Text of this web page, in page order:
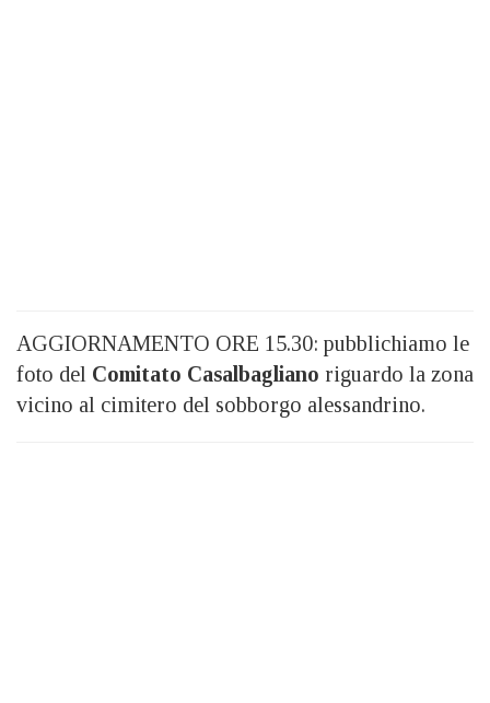
AGGIORNAMENTO ORE 15.30: pubblichiamo le
foto del Comitato Casalbagliano riguardo la zona
vicino al cimitero del sobborgo alessandrino.